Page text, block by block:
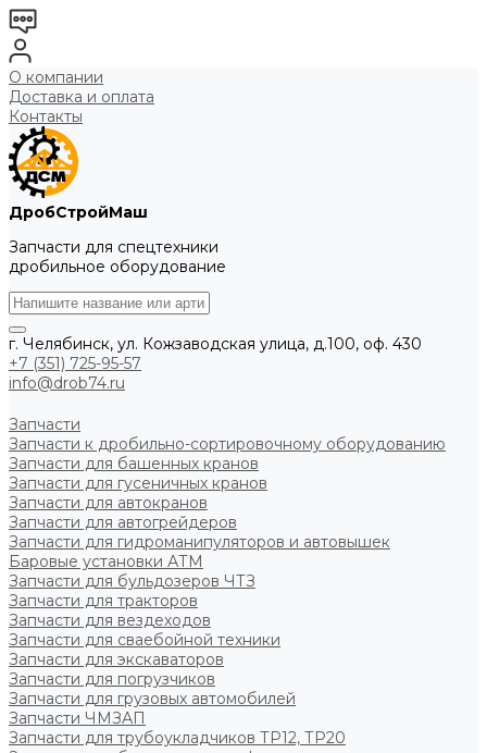
О компании
Доставка и оплата
Контакты
ДробСтройМаш
Запчасти для спецтехники
дробильное оборудование
г. Челябинск, ул. Кожзаводская улица, д.100, оф. 430
+7 (351) 725-95-57
info@drob74.ru
Запчасти
Запчасти к дробильно-сортировочному оборудованию
Запчасти для башенных кранов
Запчасти для гусеничных кранов
Запчасти для автокранов
Запчасти для автогрейдеров
Запчасти для гидроманипуляторов и автовышек
Баровые установки АТМ
Запчасти для бульдозеров ЧТЗ
Запчасти для тракторов
Запчасти для вездеходов
Запчасти для сваебойной техники
Запчасти для экскаваторов
Запчасти для погрузчиков
Запчасти для грузовых автомобилей
Запчасти ЧМЗАП
Запчасти для трубоукладчиков ТР12, ТР20